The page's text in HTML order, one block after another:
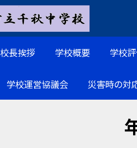
校長挨拶 学校概要 学校
学校運営協議会 災害時の対